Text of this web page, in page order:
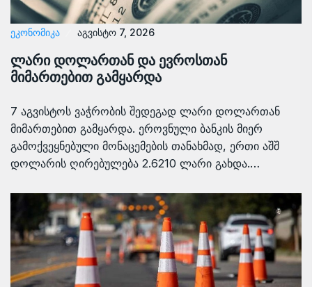
ᲔᲙᲝᲜᲝᲛᲘᲙᲐ აგვისტო 7, 2026
ლარი დოლართან და ევროსთან
მიმართებით გამყარდა
7 აგვისტოს ვაჭრობის შედეგად ლარი დოლართან
მიმართებით გამყარდა. ეროვნული ბანკის მიერ
გამოქვეყნებული მონაცემების თანახმად, ერთი აშშ
დოლარის ღირებულება 2.6210 ლარი გახდა.…